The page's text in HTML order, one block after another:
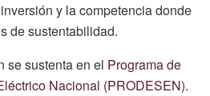
y la competencia donde
de sustentabilidad.
se sustenta en el Programa de
Nacional (PRODESEN).